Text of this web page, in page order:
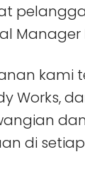
Manager
kami
Works,
di